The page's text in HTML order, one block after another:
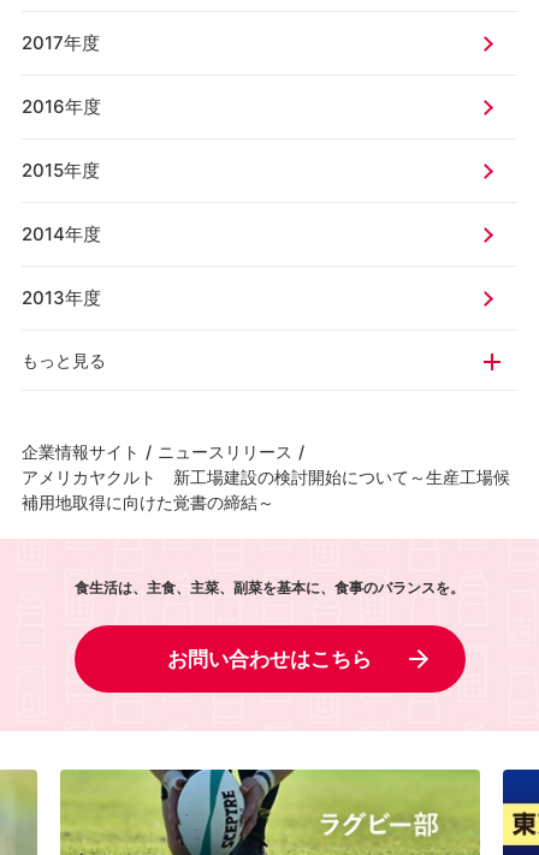
2017年度
2016年度
2015年度
2014年度
2013年度
もっと見る
企業情報サイト / ニュースリリース /
アメリカヤクルト 新工場建設の検討開始について～生産工場候
補用地取得に向けた覚書の締結～
食生活は、主食、主菜、副菜を基本に、食事のバランスを。
お問い合わせはこちら